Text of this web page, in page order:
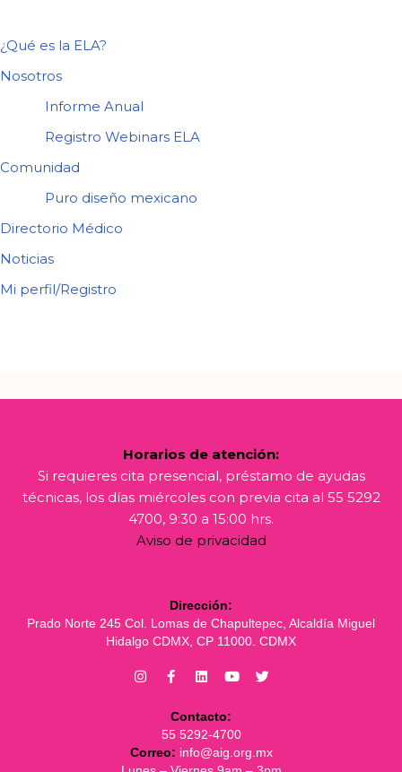
¿Qué es la ELA?
Nosotros
Informe Anual
Registro Webinars ELA
Comunidad
Puro diseño mexicano
Directorio Médico
Noticias
Mi perfil/Registro
Horarios de atención:
Si requieres cita presencial, préstamo de ayudas
técnicas, los días miércoles con previa cita al 55 5292
4700, 9:30 a 15:00 hrs.
Aviso de privacidad
Dirección:
Prado Norte 245 Col. Lomas de Chapultepec, Alcaldía Miguel
Hidalgo CDMX, CP 11000. CDMX
Contacto:
55 5292-4700
Correo: info@aig.org.mx